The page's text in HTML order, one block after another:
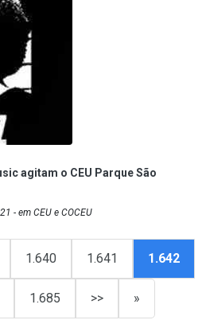
agitam o CEU Parque São
- em CEU e COCEU
1.640 1.641 1.642
1.685 >> »